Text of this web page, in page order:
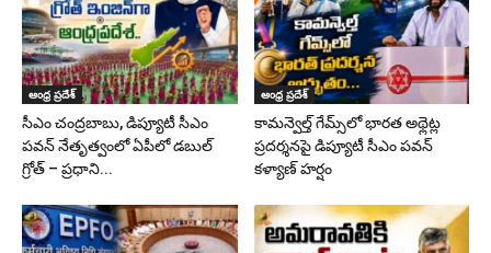
ఆంధ్ర ప్రదేశ్
సీఎం చంద్రబాబు, డిప్యూటీ సీఎం
పవన్‌ నేతృత్వంలో ఏపీలో డబుల్‌
గ్రోత్ – ప్రధాని...
ఆంధ్ర ప్రదేశ్
కామన్వెల్త్ గేమ్స్‌లో భారత అథ్లెట్ల
ప్రదర్శనపై డిప్యూటీ సీఎం పవన్
కళ్యాణ్ హర్షం